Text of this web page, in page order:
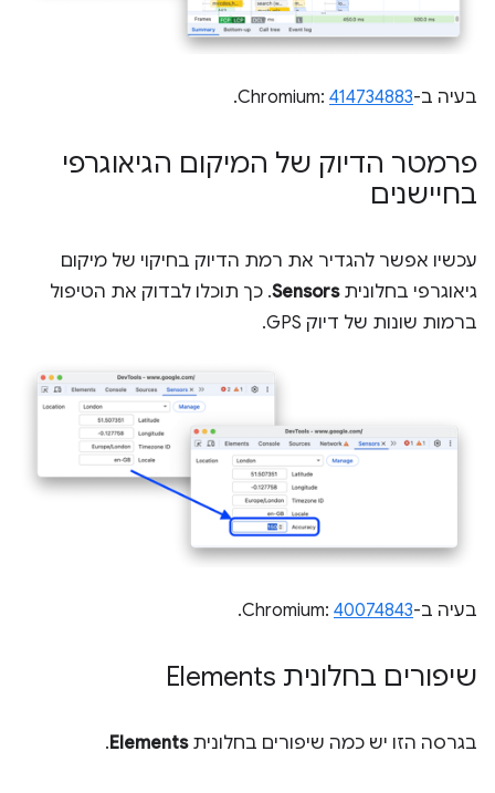
בעיה ב-Chromium:414734883
.
פרמטר הדיוק של המיקום הגיאוגרפי
בחיישנים
עכשיו אפשר להגדיר את רמת הדיוק בחיקוי של מיקום
גיאוגרפי בחלוניתSensors. כך תוכלו לבדוק את הטיפול
ברמות שונות של דיוק GPS.
בעיה ב-Chromium:40074843
.
שיפורים בחלונית Elements
בגרסה הזו יש כמה שיפורים בחלוניתElements
.